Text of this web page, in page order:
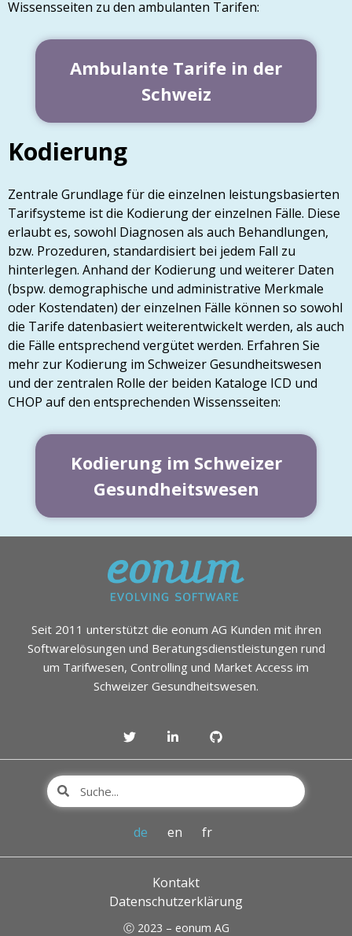
Wissensseiten zu den ambulanten Tarifen:
Ambulante Tarife in der
Schweiz
Kodierung
Zentrale Grundlage für die einzelnen leistungsbasierten
Tarifsysteme ist die Kodierung der einzelnen Fälle. Diese
erlaubt es, sowohl Diagnosen als auch Behandlungen,
bzw. Prozeduren, standardisiert bei jedem Fall zu
hinterlegen. Anhand der Kodierung und weiterer Daten
(bspw. demographische und administrative Merkmale
oder Kostendaten) der einzelnen Fälle können so sowohl
die Tarife datenbasiert weiterentwickelt werden, als auch
die Fälle entsprechend vergütet werden. Erfahren Sie
mehr zur Kodierung im Schweizer Gesundheitswesen
und der zentralen Rolle der beiden Kataloge ICD und
CHOP auf den entsprechenden Wissensseiten:
Kodierung im Schweizer
Gesundheitswesen
Seit 2011 unterstützt die eonum AG Kunden mit ihren
Softwarelösungen und Beratungsdienstleistungen rund
um Tarifwesen, Controlling und Market Access im
Schweizer Gesundheitswesen.
de en fr
Kontakt
Datenschutzerklärung
Ⓒ 2023 – eonum AG